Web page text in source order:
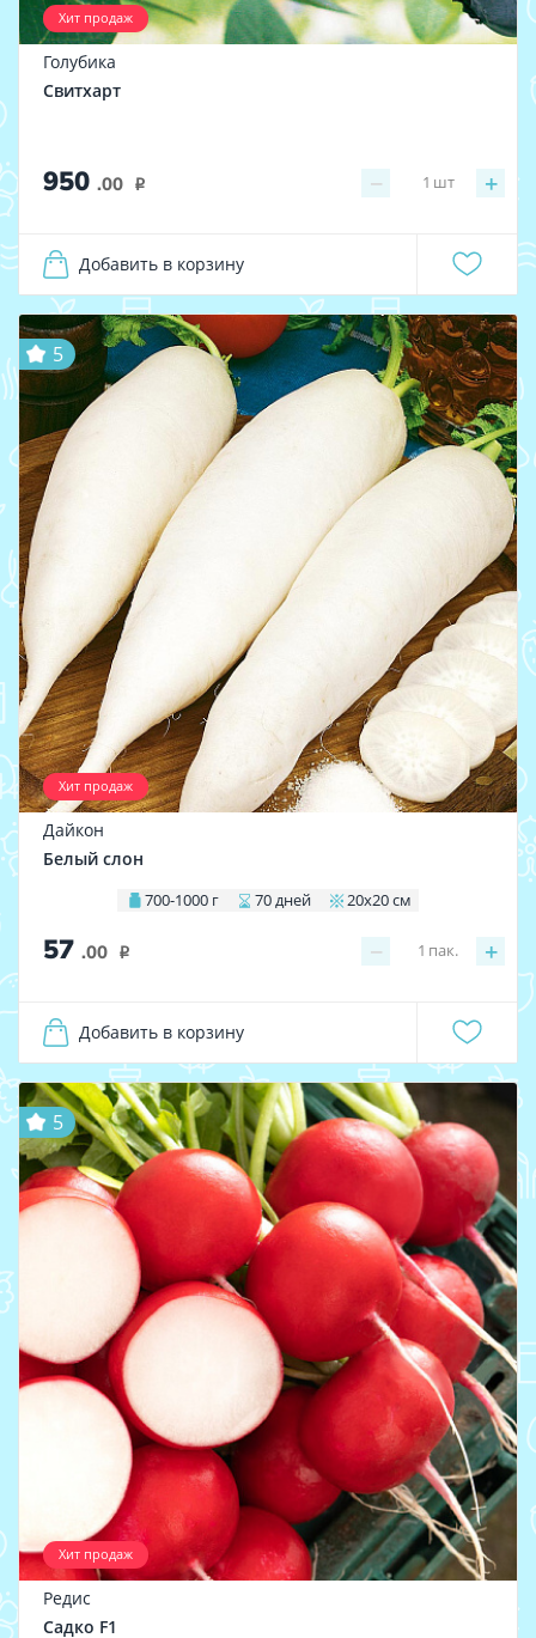
Хит продаж
Голубика
Свитхарт
950 .00 i − +
1 шт
Добавить в корзину
Хит продаж
5
Дайкон
Белый слон
700-1000 г 70 дней 20х20 см
57 .00 i − +
1 пак.
Добавить в корзину
Хит продаж
5
Редис
Садко F1